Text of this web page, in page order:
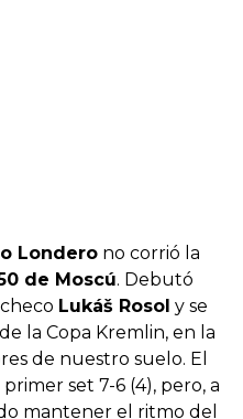
Londerono corrió la
de Moscú. Debutó
Lukáš Rosol y se
la Copa Kremlin, en la
de nuestro suelo. El
set 7-6 (4), pero, a
mantener el ritmo del